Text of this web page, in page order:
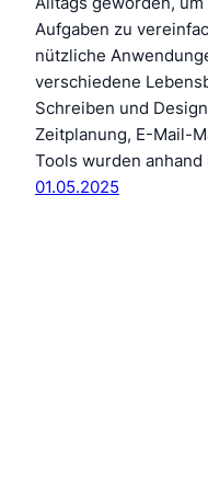
Aufgaben zu
nützliche
verschiedene
Schreiben und
Zeitplanung, E-Mail-
Tools wurden
01.05.2025